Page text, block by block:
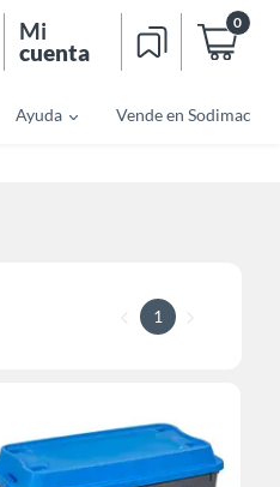
Mi
cuenta
0
Ayuda Vende en Sodimac
1